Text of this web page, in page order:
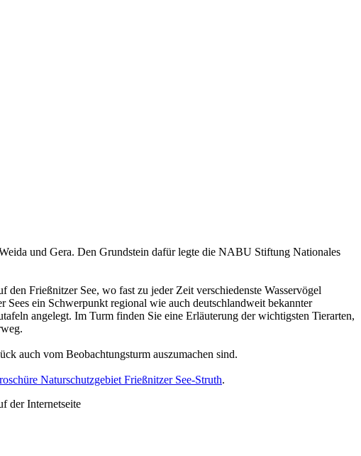
und Gera. Den Grundstein dafür legte die NABU Stiftung Nationales
Frießnitzer See, wo fast zu jeder Zeit verschiedenste Wasservögel
ein Schwerpunkt regional wie auch deutschlandweit bekannter
angelegt. Im Turm finden Sie eine Erläuterung der wichtigsten Tierarten,
auch vom Beobachtungsturm auszumachen sind.
Naturschutzgebiet Frießnitzer See-Struth.
der Internetseite